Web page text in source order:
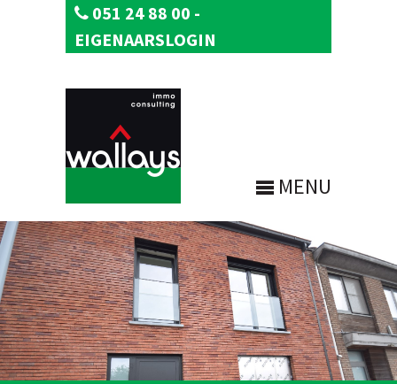
051 24 88 00 -
EIGENAARSLOGIN
MENU